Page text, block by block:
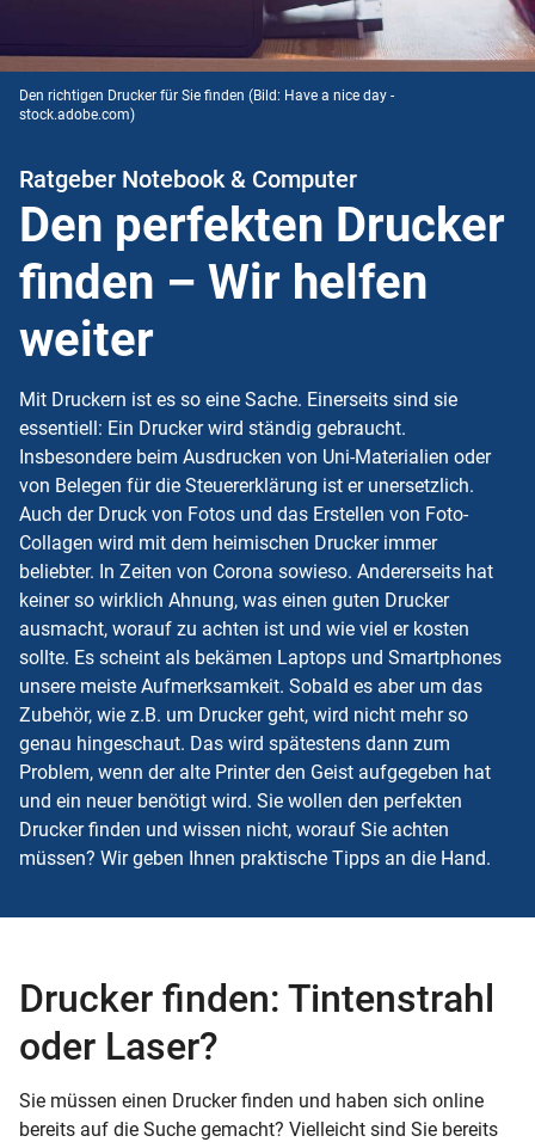
Den richtigen Drucker für Sie finden (Bild: Have a nice day -
stock.adobe.com)
Ratgeber Notebook & Computer
Den perfekten Drucker
finden – Wir helfen
weiter
Mit Druckern ist es so eine Sache. Einerseits sind sie
essentiell: Ein Drucker wird ständig gebraucht.
Insbesondere beim Ausdrucken von Uni-Materialien oder
von Belegen für die Steuererklärung ist er unersetzlich.
Auch der Druck von Fotos und das Erstellen von Foto-
Collagen wird mit dem heimischen Drucker immer
beliebter. In Zeiten von Corona sowieso. Andererseits hat
keiner so wirklich Ahnung, was einen guten Drucker
ausmacht, worauf zu achten ist und wie viel er kosten
sollte. Es scheint als bekämen Laptops und Smartphones
unsere meiste Aufmerksamkeit. Sobald es aber um das
Zubehör, wie z.B. um Drucker geht, wird nicht mehr so
genau hingeschaut. Das wird spätestens dann zum
Problem, wenn der alte Printer den Geist aufgegeben hat
und ein neuer benötigt wird. Sie wollen den perfekten
Drucker finden und wissen nicht, worauf Sie achten
müssen? Wir geben Ihnen praktische Tipps an die Hand.
Drucker finden: Tintenstrahl
oder Laser?
Sie müssen einen Drucker finden und haben sich online
bereits auf die Suche gemacht? Vielleicht sind Sie bereits